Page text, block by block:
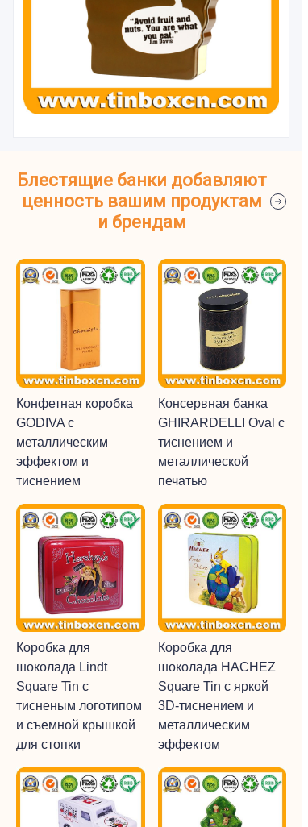
Блестящие банки добавляют
ценность вашим продуктам
и брендам
Конфетная коробка
GODIVA с
металлическим
эффектом и
тиснением
Консервная банка
GHIRARDELLI Oval с
тиснением и
металлической
печатью
Коробка для
шоколада Lindt
Square Tin с
тисненым логотипом
и съемной крышкой
для стопки
Коробка для
шоколада HACHEZ
Square Tin с яркой
3D-тиснением и
металлическим
эффектом